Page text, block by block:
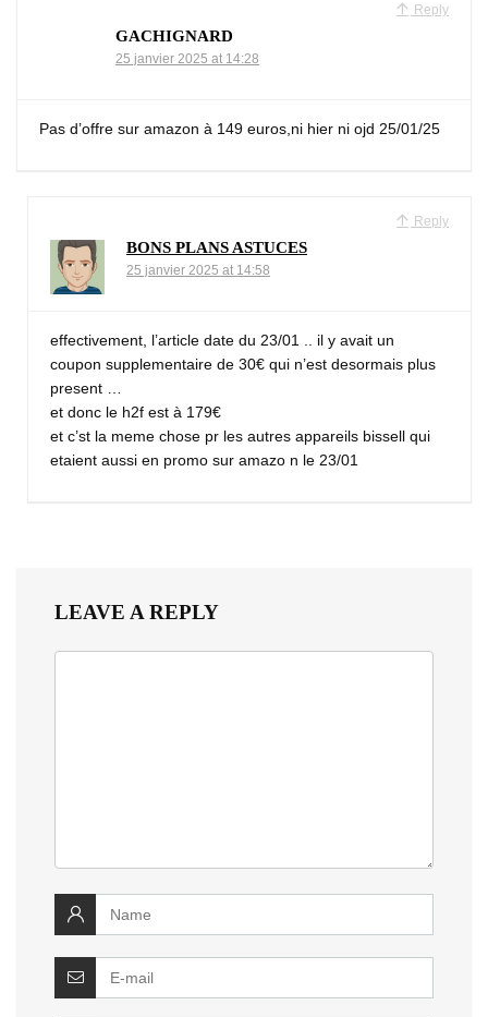
Reply
GACHIGNARD
25 janvier 2025 at 14:28
Pas d’offre sur amazon à 149 euros,ni hier ni ojd 25/01/25
Reply
BONS PLANS ASTUCES
25 janvier 2025 at 14:58
effectivement, l’article date du 23/01 .. il y avait un
coupon supplementaire de 30€ qui n’est desormais plus
present …
et donc le h2f est à 179€
et c’st la meme chose pr les autres appareils bissell qui
etaient aussi en promo sur amazo n le 23/01
LEAVE A REPLY